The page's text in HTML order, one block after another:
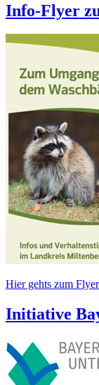
Info-Flyer
Hier gehts zum
Initiative